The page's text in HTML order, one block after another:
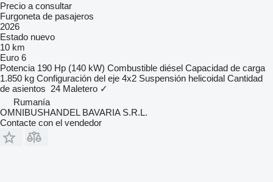
Precio a consultar
Furgoneta de pasajeros
2026
Estado nuevo
10 km
Euro 6
Potencia 190 Hp (140 kW) Combustible diésel Capacidad de carga
1.850 kg Configuración del eje 4x2 Suspensión helicoidal Cantidad
de asientos 24 Maletero ✓
Rumanía
OMNIBUSHANDEL BAVARIA S.R.L.
Contacte con el vendedor